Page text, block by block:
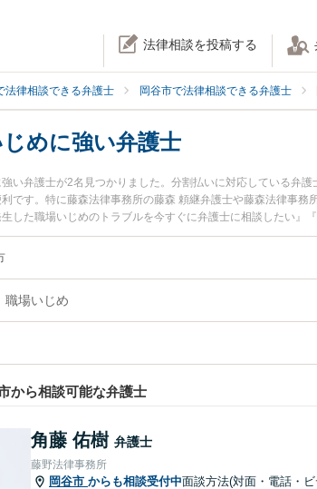
法律相談を投稿する
法律相談できる弁護士 岡谷市で法律相談できる弁護士
めに強い弁護士
い弁護士が2名見つかりました。分割払いに対応している弁
です。特に藤森法律事務所の藤森 頼継弁護士や藤森法律事
した職場いじめのトラブルを今すぐに弁護士に相談したい
岡谷市内の弁護士に相談予約したい』などでお困りの相談者
職場いじめ
から相談可能な弁護士
角藤 佑樹 弁護士
藤野法律事務所
岡谷市 からも相談受付中面談方法(対面・電話・